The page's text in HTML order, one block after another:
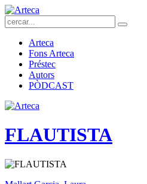
Arteca
Fons Arteca
Préstec
Autors
PÒDCAST
FLAUTISTA